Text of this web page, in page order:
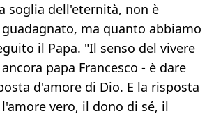
soglia dell'eternità, non è
ma quanto abbiamo
il Papa. "Il senso del vivere
papa Francesco - è dare
d'amore di Dio. E la risposta
vero, il dono di sé, il